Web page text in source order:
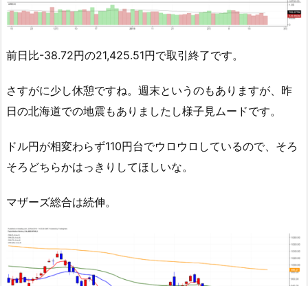
前日比-38.72円の21,425.51円で取引終了です。
さすがに少し休憩ですね。週末というのもありますが、昨
日の北海道での地震もありましたし様子見ムードです。
ドル円が相変わらず110円台でウロウロしているので、そろ
そろどちらかはっきりしてほしいな。
マザーズ総合は続伸。